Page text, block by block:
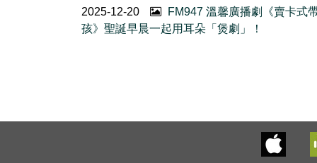
2025-12-20
FM947 溫馨廣播劇《賣卡式
孩》聖誕早晨一起用耳朵「煲劇」！